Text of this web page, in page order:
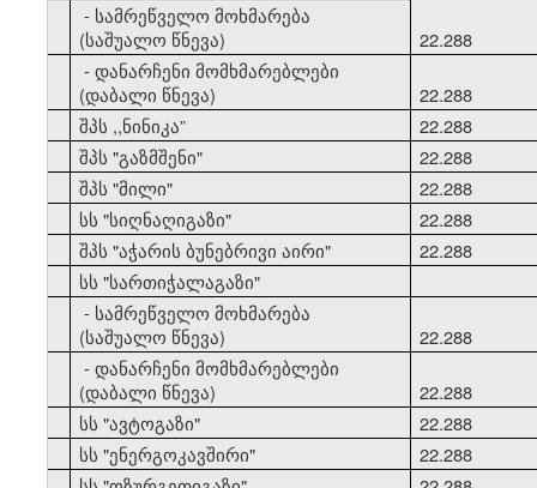
- სამრეწველო მოხმარება
(საშუალო წნევა)
22.288
- დანარჩენი მომხმარებლები
(დაბალი წნევა)
22.288
შპს ,,ნინიკა”
22.288
შპს "გაზმშენი"
22.288
შპს "მილი"
22.288
სს "სიღნაღიგაზი"
22.288
შპს "აჭარის ბუნებრივი აირი"
22.288
სს "სართიჭალაგაზი"
- სამრეწველო მოხმარება
(საშუალო წნევა)
22.288
- დანარჩენი მომხმარებლები
(დაბალი წნევა)
22.288
სს "ავტოგაზი"
22.288
სს "ენერგოკავშირი"
22.288